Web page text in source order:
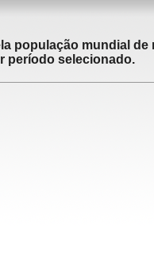
população mundial
período selecionado.